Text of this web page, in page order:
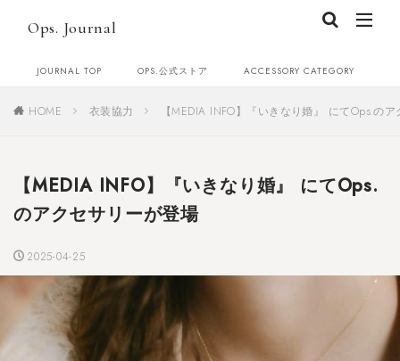
Ops. Journal
JOURNAL TOP OPS.公式ストア ACCESSORY CATEGORY
HOME 衣装協力 【MEDIA INFO】『いきなり婚』 にてOps.の
【MEDIA INFO】『いきなり婚』 にてOps.
のアクセサリーが登場
2025-04-25